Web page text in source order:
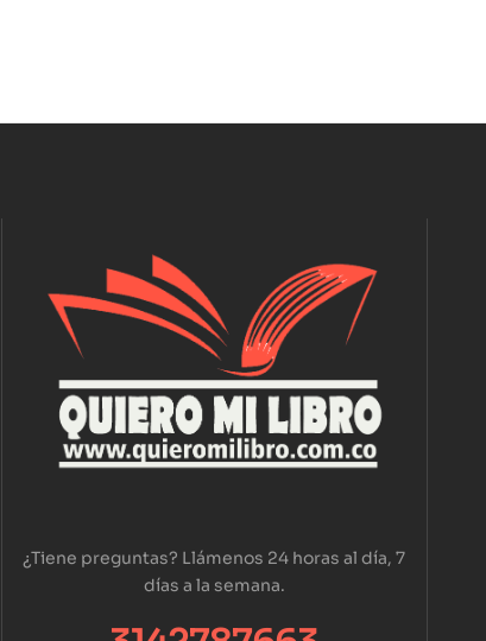
¿Tiene preguntas? Llámenos 24 horas al día, 7
días a la semana.